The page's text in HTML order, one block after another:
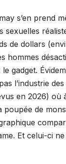
s’en prend
sexuelles
de dollars
hommes
gadget.
l’industrie
en 2026) où
poupée de
Et celui-ci